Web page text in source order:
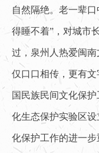
自然隔绝。老一辈
得睡不着”，对城市
过，泉州人热爱闽
仅口口相传，更有文
国民族民间文化保
化生态保护实验区
化保护工作的进一